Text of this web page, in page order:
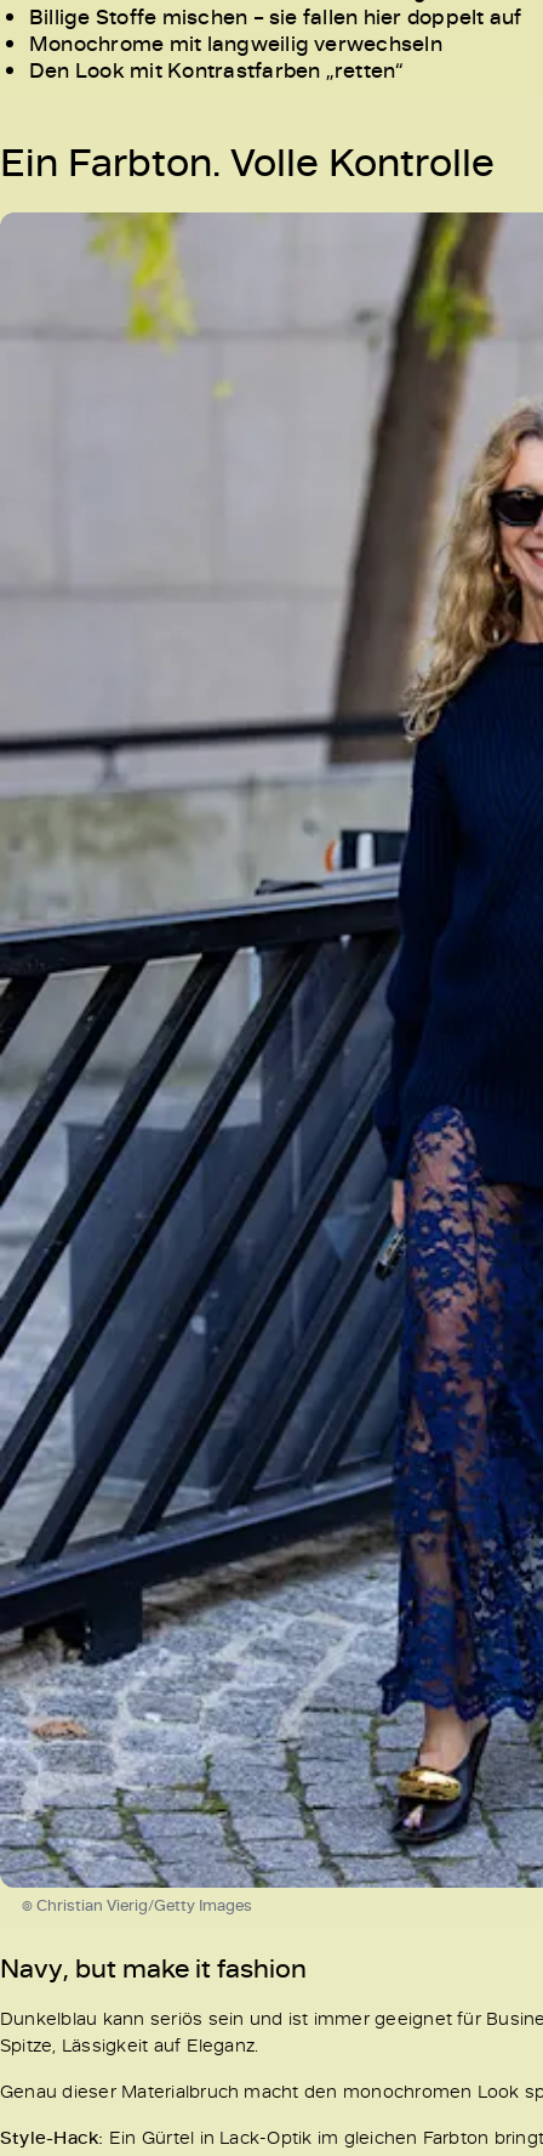
Billige Stoffe mischen – sie fallen hier doppelt auf
Monochrome mit langweilig verwechseln
Den Look mit Kontrastfarben „retten“
Ein Farbton. Volle Kontrolle
© Christian Vierig/Getty Images
Navy, but make it fashion
Dunkelblau kann seriös sein und ist immer geeignet für
Spitze, Lässigkeit auf Eleganz.
Genau dieser Materialbruch macht den monochromen Look
Style-Hack: Ein Gürtel in Lack-Optik im gleichen Farbton